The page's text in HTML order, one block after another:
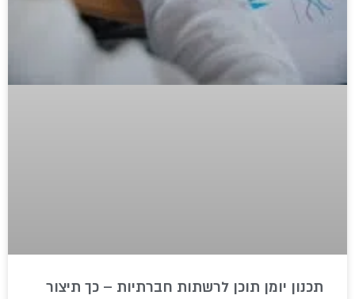
תכנון יומן תוכן לרשתות חברתיות – כך תיצור